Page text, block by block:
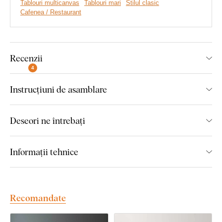
Montare simplă pe perete
Pentru varianta de dimensiune 70x47 cm, dimensiunea
unei piese a tabloului este de 21x47 cm.
Pentru varianta de dimensiune 100x68 cm,
Pentru varianta de dimensiune 150x100 cm,
Montaj pe care îl poate realiza
Tablouri multicanvas Tablouri mari
Stilul clasic
Cafenea / Restaurant
Recenzii
4
Instrucțiuni de asamblare
Deseori ne întrebați
Informații tehnice
Recomandate